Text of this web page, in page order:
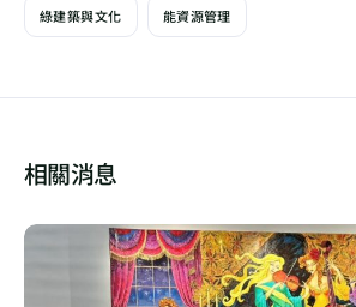
綠建築與文化 能資源管理
相關消息